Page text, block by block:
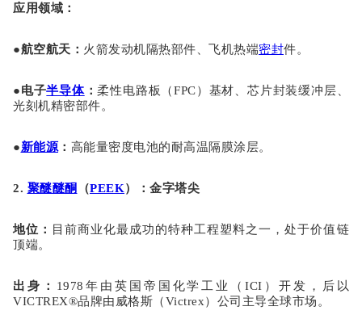
应用领域 ：
●航空航天 ： 火箭发动机隔热部件、飞机热端密封件。
●电子半导体：柔性电路板（FPC）基材、芯片封装缓冲层、
光刻机精密部件。
●新能源 ： 高能量密度电池的耐高温隔膜涂层。
2. 聚醚醚酮 （PEEK）：金字塔尖
地位 ：
目前商业化最成功的特种工程塑料之一，处于价值链
顶端。
出身 ： 1978年由英国帝国化学工业（ICI）开发，后以
VICTREX®品牌由威格斯（Victrex）公司主导全球市场。